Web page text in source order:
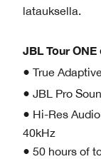
latauksella.
JBL Tour
● True
● JBL Pro
● Hi-Res
40kHz
● 50 hours of